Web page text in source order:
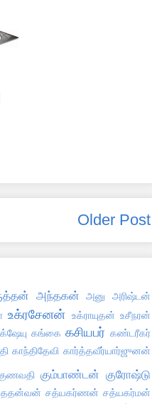
Older Post
அந்தகன் அனு அரிஷ்டன்
உக்ரசேனன் உக்ராயுதன் உசீநரன்
கங்கை கசியபர் கண்டரீகர்
காந்திதேவி கார்த்தவீர்யார்ஜுனன்
கும்பாண்டன் குரோஷ்டு
சத்யகர்ணன் சத்யகர்மன்